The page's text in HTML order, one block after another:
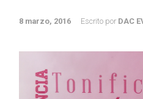
8 marzo, 2016 Escrito por DAC